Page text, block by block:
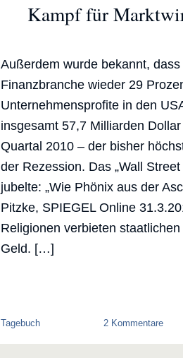
Kampf für
Außerdem wurde bekannt, dass
Finanzbranche wieder 29
Unternehmensprofite in den
insgesamt 57,7 Milliarden
Quartal 2010 – der bisher
der Rezession. Das „Wall Street
jubelte: „Wie Phönix aus der
Pitzke, SPIEGEL Online
Religionen verbieten
Geld. […]
Tagebuch 2 Kommentarezu